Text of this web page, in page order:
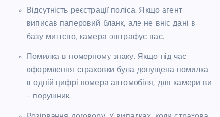
Відсутність реєстрації поліса. Якщо агент
виписав паперовий бланк, але не вніс дані в
базу миттєво, камера оштрафує вас.
Помилка в номерному знаку. Якщо під час
оформлення страховки була допущена помилка
в одній цифрі номера автомобіля, для камери ви
– порушник.